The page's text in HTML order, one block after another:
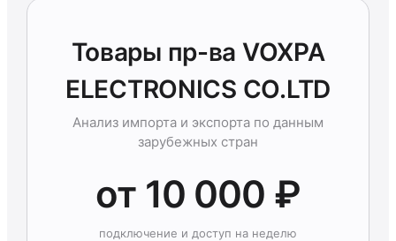
Товары пр-ва VOXPA
ELECTRONICS CO.LTD
Анализ импорта и экспорта по данным
зарубежных стран
от 10 000 ₽
подключение и доступ на неделю